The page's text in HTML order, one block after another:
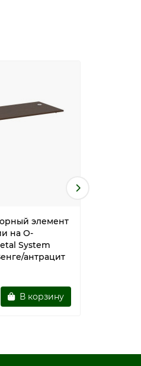
элемент
на О-
System
антрацит
В корзину